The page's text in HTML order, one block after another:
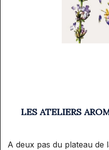
LES ATELIERS
A deux pas du plateau de